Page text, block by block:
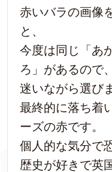
赤いバラの画像
と、
今度は同じ「あ
ろ」があるので、
迷いながら選び
最終的に落ち着
ーズの赤です。
個人的な気分で
歴史が好きで英